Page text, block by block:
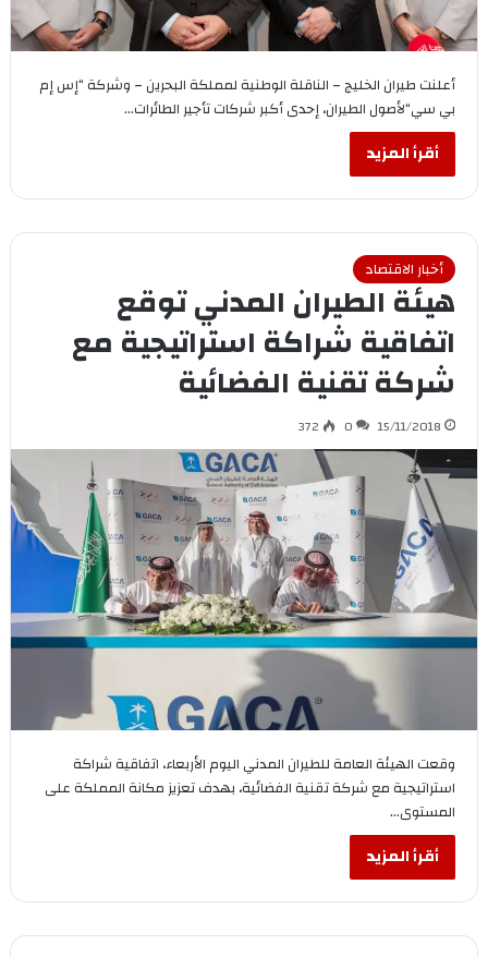
أعلنت طيران الخليج – الناقلة الوطنية لمملكة البحرين – وشركة “إس إم
بي سي“لأصول الطيران، إحدى أكبر شركات تأجير الطائرات…
أقرأ المزيد
أخبار الاقتصاد
هيئة الطيران المدني توقع
اتفاقية شراكة استراتيجية مع
شركة تقنية الفضائية
15/11/2018
0
372
وقعت الهيئة العامة للطيران المدني اليوم الأربعاء، اتفاقية شراكة
استراتيجية مع شركة تقنية الفضائية، بهدف تعزيز مكانة المملكة على
المستوى…
أقرأ المزيد